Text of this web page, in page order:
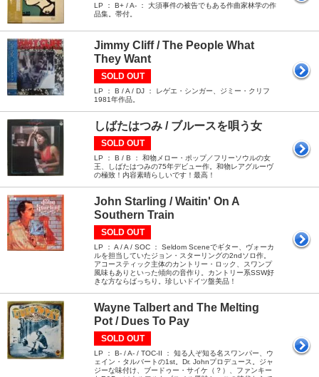
LP ： B+ / A- ： 大須事件の被告でもある作曲家林学の作
品集。帯付。
Jimmy Cliff / The People What
They Want
SOLD OUT
LP ： B / A / DJ ： レゲエ・シンガー、ジミー・クリフ
1981年作品。
しばたはつみ / ブルースを唄う女
SOLD OUT
LP ： B / B ： 和物メロー・ポップ／フリーソウルの女
王、しばたはつみの75年デビュー作。和物レアグルーヴ
の極致！内容素晴らしいです！最高！
John Starling / Waitin' On A
Southern Train
SOLD OUT
LP ： A / A / SOC ： Seldom Sceneでギター、ヴォーカ
ルを担当していたジョン・スターリングの2ndソロ作。
アコースティック主体のカントリー・ロック、スワンプ
風味もありといった傾向の音作り。カントリー系SSW好
きな方ならばっちり。珍しいドイツ盤美品！
Wayne Talbert and The Melting
Pot / Dues To Pay
SOLD OUT
LP ： B- / A- / TOC-II ： 知る人ぞ知る名スワンパー、ウ
ェイン・タルバートの1st。Dr. Johnプロデュース。ジャ
ジーな味付け、ブードゥー・サイケ（？）、ファンキー